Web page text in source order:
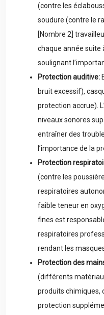
(contre les
soudure (contre le
[Nombre 2]
chaque année suite
soulignant
Protection auditive:
bruit excessif),
protection accrue).
niveaux sonores
entraîner des
l’importance de la
Protection
(contre les
respiratoires
faible teneur en
fines est
respiratoires
rendant les
Protection des
(différents
produits chimiques,
protection